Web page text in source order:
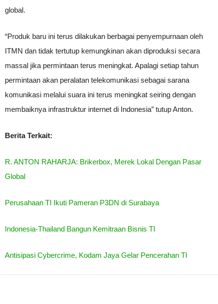
global.
“Produk baru ini terus dilakukan berbagai penyempurnaan oleh
ITMN dan tidak tertutup kemungkinan akan diproduksi secara
massal jika permintaan terus meningkat. Apalagi setiap tahun
permintaan akan peralatan telekomunikasi sebagai sarana
komunikasi melalui suara ini terus meningkat seiring dengan
membaiknya infrastruktur internet di Indonesia” tutup Anton.
Berita Terkait:
R. ANTON RAHARJA: Brikerbox, Merek Lokal Dengan Pasar
Global
Perusahaan TI Ikuti Pameran P3DN di Surabaya
Indonesia-Thailand Bangun Kemitraan Bisnis TI
Antisipasi Cybercrime, Kodam Jaya Gelar Pencerahan TI